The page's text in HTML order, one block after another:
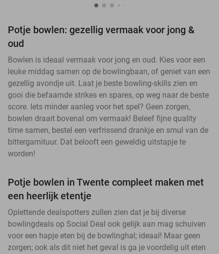
Potje bowlen: gezellig vermaak voor jong &
oud
Bowlen is ideaal vermaak voor jong en oud. Kies voor een
leuke middag samen op de bowlingbaan, of geniet van een
gezellig avondje uit. Laat je beste bowling-skills zien en
gooi die befaamde strikes en spares, op weg naar de beste
score. Iets minder aanleg voor het spel? Geen zorgen,
bowlen draait bovenal om vermaak! Beleef fijne quality
time samen, bestel een verfrissend drankje en smul van de
bittergarnituur. Dat belooft een geweldig uitstapje te
worden!
Potje bowlen in Twente compleet maken met
een heerlijk etentje
Oplettende dealspotters zullen zien dat je bij diverse
bowlingdeals op Social Deal ook gelijk aan mag schuiven
voor een hapje eten bij de bowlinghal; ideaal! Maar geen
zorgen; ook als dit niet het geval is ga je voordelig uit eten